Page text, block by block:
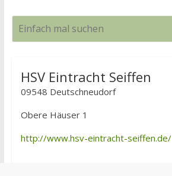
HSV Eintracht Seiffen
09548 Deutschneudorf
Obere Häuser 1
http://www.hsv-eintracht-seiffen.de/